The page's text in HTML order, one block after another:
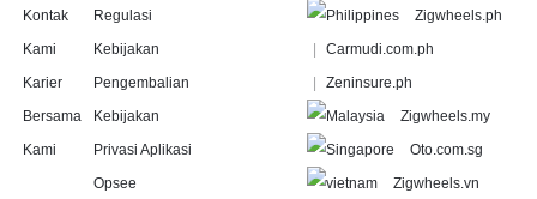
Kontak
Kami
Karier
Bersama
Kami
Regulasi
Kebijakan
Pengembalian
Kebijakan
Privasi Aplikasi
Opsee
Zigwheels.ph
Carmudi.com.ph
Zeninsure.ph
Zigwheels.my
Oto.com.sg
Zigwheels.vn